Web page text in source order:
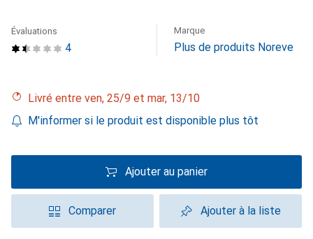
4
Évaluations Marque
Plus de produits Noreve
Livré entre ven, 25/9 et mar, 13/10
M'informer si le produit est disponible plus tôt
Ajouter au panier
Comparer Ajouter à la liste